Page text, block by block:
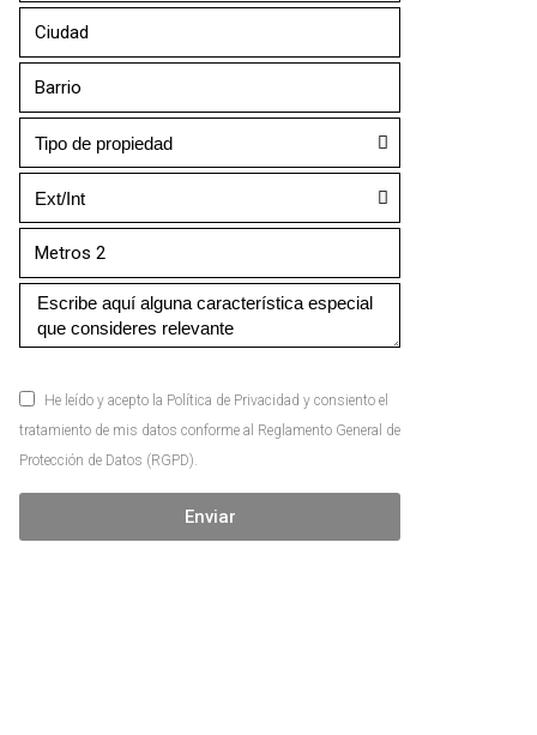
He leído y acepto la Política de Privacidad y consiento el
tratamiento de mis datos conforme al Reglamento General de
Protección de Datos (RGPD).
Enviar